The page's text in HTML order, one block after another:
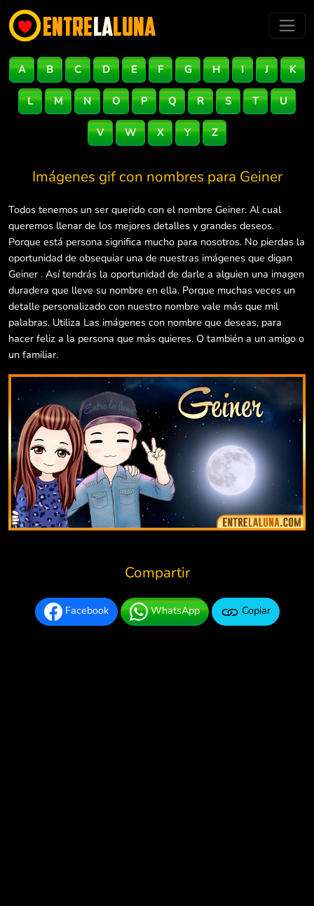
A B C D E F G H I J K
L M N O P Q R S T U
V W X Y Z
Imágenes gif con nombres para Geiner
Todos tenemos un ser querido con el nombre Geiner. Al cual
queremos llenar de los mejores detalles y grandes deseos.
Porque está persona significa mucho para nosotros. No pierdas la
oportunidad de obsequiar una de nuestras imágenes que digan
Geiner . Así tendrás la oportunidad de darle a alguien una imagen
duradera que lleve su nombre en ella. Porque muchas veces un
detalle personalizado con nuestro nombre vale más que mil
palabras. Utiliza Las imágenes con nombre que deseas, para
hacer feliz a la persona que más quieres. O también a un amigo o
un familiar.
Compartir
Facebook WhatsApp Copiar